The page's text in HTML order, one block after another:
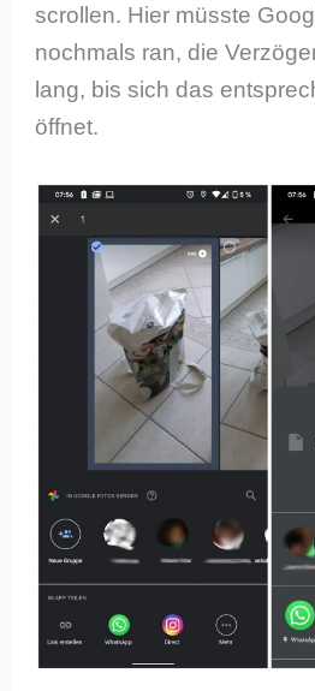
scrollen. Hier müsste
nochmals ran, die
lang, bis sich das
öffnet.